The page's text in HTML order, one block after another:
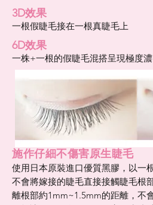
3D效果
一根假睫毛接在一根真睫毛上
6D效果
一株+一根的假睫毛混搭呈現極度
​施作仔細不傷害原生睫毛
使用日本原裝進口優質黑膠，以一
不會將嫁接的睫毛直接接觸睫毛根
離根部約1mm~1.5mm的距離，不